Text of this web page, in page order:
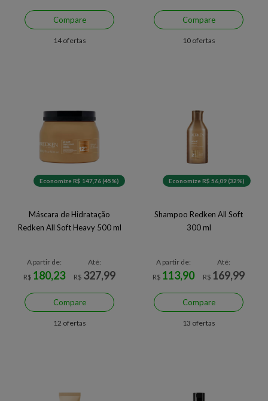
Compare
14 ofertas
Compare
10 ofertas
Economize R$ 147,76 (45%)
Máscara de Hidratação
Redken All Soft Heavy 500 ml
A partir de:
R$ 180,23
Até:
R$ 327,99
Compare
12 ofertas
Economize R$ 56,09 (32%)
Shampoo Redken All Soft
300 ml
A partir de:
R$ 113,90
Até:
R$ 169,99
Compare
13 ofertas